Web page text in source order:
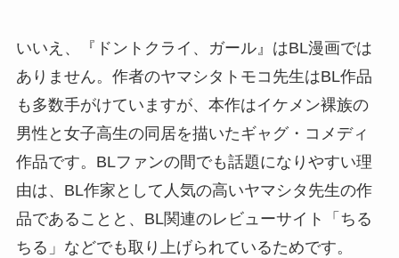
いいえ、『ドントクライ、ガール』はBL漫画では
ありません。作者のヤマシタトモコ先生はBL作品
も多数手がけていますが、本作はイケメン裸族の
男性と女子高生の同居を描いたギャグ・コメディ
作品です。BLファンの間でも話題になりやすい理
由は、BL作家として人気の高いヤマシタ先生の作
品であることと、BL関連のレビューサイト「ちる
ちる」などでも取り上げられているためです。